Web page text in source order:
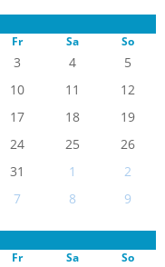
Fr Sa So
3 4
5
10 11
12
17 18
19
24 25
26
31 1
2
7 8 9
Fr Sa So